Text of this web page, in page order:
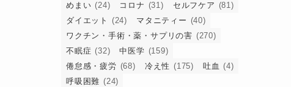
めまい (24) コロナ (31) セルフケア (81)
ダイエット
(24) マタニティー (40)
ワクチン・手術・薬・サプリの害 (270)
不眠症 (32) 中医学 (159)
倦怠感・疲労 (68) 冷え性 (175) 吐血 (4)
呼吸困難 (24)